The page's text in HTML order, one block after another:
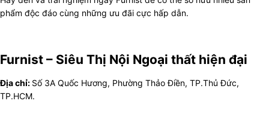
phẩm độc đáo cùng những ưu đãi cực hấp dẫn.
Furnist – Siêu Thị Nội Ngoại thất hiện đại
Địa chỉ: Số 3A Quốc Hương, Phường Thảo Điền, TP.Thủ Đức,
TP.HCM.